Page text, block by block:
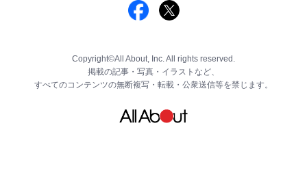
Copyright©All About, Inc. All rights reserved.
掲載の記事・写真・イラストなど、
すべてのコンテンツの無断複写・転載・公衆送信等を禁じます。